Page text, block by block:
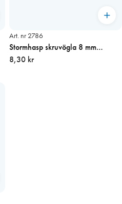
Art. nr 2786
Stormhasp skruvögla 8 mm
Varmförzinkad
8,30 kr